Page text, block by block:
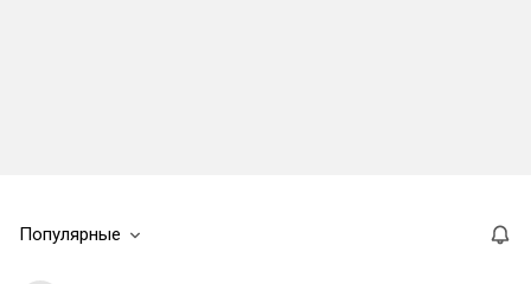
Популярные